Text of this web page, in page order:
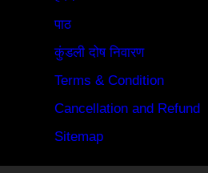
पाठ
कुंडली दोष निवारण
Terms & Condition
Cancellation and Refund
Sitemap